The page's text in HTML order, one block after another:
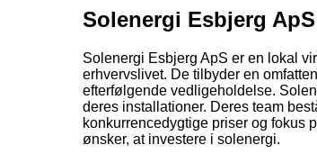
Solenergi Esbjerg ApS
Solenergi Esbjerg ApS er en lokal
erhvervslivet. De tilbyder en
efterfølgende vedligeholdelse.
deres installationer. Deres team
konkurrencedygtige priser og fokus
ønsker, at investere i solenergi.